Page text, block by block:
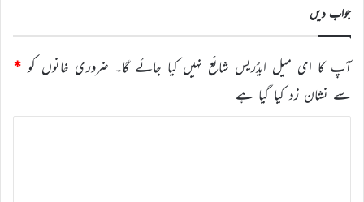
جواب دیں
آپ کا ای میل ایڈریس شائع نہیں کیا جائے گا۔ ضروری خانوں کو *
سے نشان زد کیا گیا ہے